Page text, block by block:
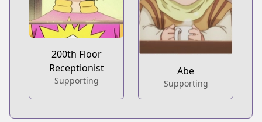
200th Floor
Receptionist
Supporting
Abe
Supporting